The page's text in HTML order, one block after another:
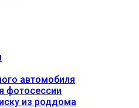
автомобиля
фотосессии
из роддома